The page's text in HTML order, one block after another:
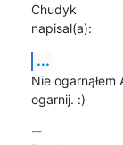
Chudyk
napisał(a):
...
Nie ogarnąłem
ogarnij. :)
--